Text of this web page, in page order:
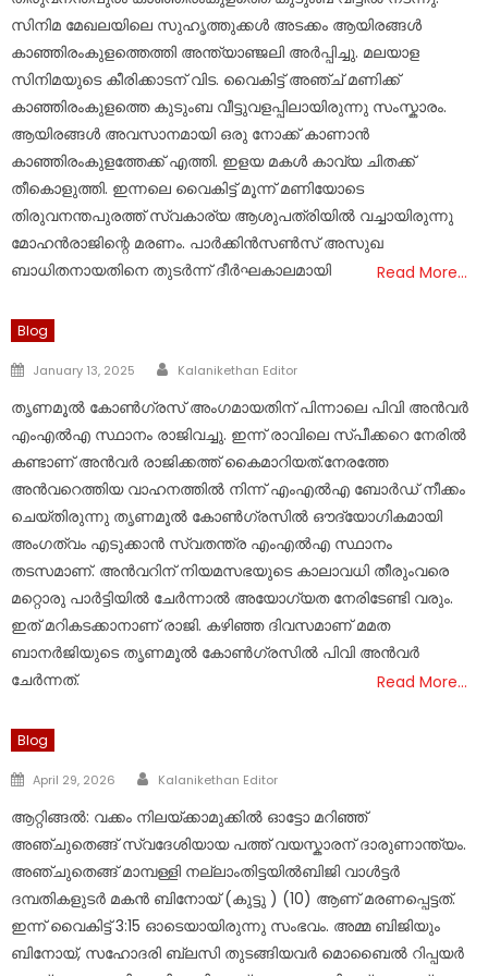
സിനിമ മേഖലയിലെ സുഹൃത്തുക്കൾ അടക്കം ആയിരങ്ങൾ
കാഞ്ഞിരംകുളത്തെത്തി അന്ത്യാഞ്ജലി അർപ്പിച്ചു. മലയാള
സിനിമയുടെ കീരിക്കാടന് വിട. വൈകിട്ട് അഞ്ച് മണിക്ക്
കാഞ്ഞിരംകുളത്തെ കുടുംബ വീട്ടുവളപ്പിലായിരുന്നു സംസ്കാരം.
ആയിരങ്ങൾ അവസാനമായി ഒരു നോക്ക് കാണാൻ
കാഞ്ഞിരംകുളത്തേക്ക് എത്തി. ഇളയ മകൾ കാവ്യ ചിതക്ക്
തീകൊളുത്തി. ഇന്നലെ വൈകിട്ട് മൂന്ന് മണിയോടെ
തിരുവനന്തപുരത്ത് സ്വകാര്യ ആശുപത്രിയിൽ വച്ചായിരുന്നു
മോഹൻരാജിന്റെ മരണം. പാർക്കിൻസൺസ് അസുഖ
ബാധിതനായതിനെ തുടർന്ന് ദീർഘകാലമായി
Read More…
Blog
Posted
January 13, 2025 Author
Kalanikethan Editor
തൃണമൂല്‍ കോണ്‍ഗ്രസ് അംഗമായതിന് പിന്നാലെ പിവി അൻവർ
എംഎല്‍എ സ്ഥാനം രാജിവച്ചു. ഇന്ന് രാവിലെ സ്‌പീക്കറെ നേരില്‍
കണ്ടാണ് അൻവർ രാജിക്കത്ത് കൈമാറിയത്.നേരത്തേ
അൻവറെത്തിയ വാഹനത്തില്‍ നിന്ന് എംഎല്‍എ ബോർഡ് നീക്കം
ചെയ്‌തിരുന്നു തൃണമൂല്‍ കോണ്‍ഗ്രസില്‍ ഔദ്യോഗികമായി
അംഗത്വം എടുക്കാൻ സ്വതന്ത്ര എംഎല്‍എ സ്ഥാനം
തടസമാണ്. അൻവറിന് നിയമസഭയുടെ കാലാവധി തീരുംവരെ
മറ്റൊരു പാർട്ടിയില്‍ ചേർന്നാല്‍ അയോഗ്യത നേരിടേണ്ടി വരും.
ഇത് മറികടക്കാനാണ് രാജി. കഴിഞ്ഞ ദിവസമാണ് മമത
ബാനർജിയുടെ തൃണമൂല്‍ കോണ്‍ഗ്രസില്‍ പിവി അൻവർ
ചേർന്നത്.
Read More…
Blog
Posted
April 29, 2026 Author
Kalanikethan Editor
ആറ്റിങ്ങൽ: വക്കം നിലയ്ക്കാമുക്കിൽ ഓട്ടോ മറിഞ്ഞ്
അഞ്ചുതെങ്ങ് സ്വദേശിയായ പത്ത് വയസ്കാരന് ദാരുണാന്ത്യം.
അഞ്ചുതെങ്ങ് മാമ്പള്ളി നല്ലാംതിട്ടയിൽബിജി വാൾട്ടർ
ദമ്പതികളുടർ മകൻ ബിനോയ്‌ (കുട്ടു ) (10) ആണ് മരണപ്പെട്ടത്.
ഇന്ന് വൈകിട്ട് 3:15 ഓടെയായിരുന്നു സംഭവം. അമ്മ ബിജിയും
ബിനോയ്‌, സഹോദരി ബ്ലസി തുടങ്ങിയവർ മൊബൈൽ റിപ്പയർ